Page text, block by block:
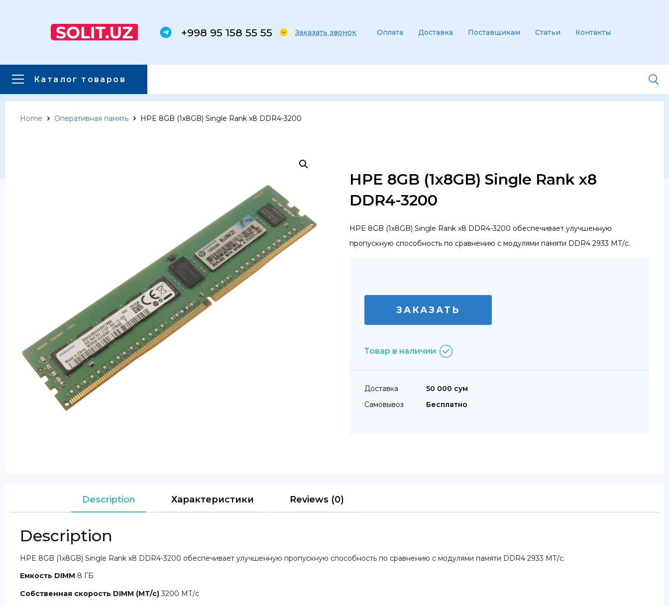
+998 95 158 55 55 Заказать звонок Оплата Доставка Поставщикам Статьи Контакты
Каталог товаров
Главная Каталог товаров
Блоки питания
Коммутаторы
Home Оперативная память HPE 8GB (1x8GB) Single Rank x8 DDR4-3200
HPE 8GB (1x8GB) Single Rank x8
DDR4-3200
HPE 8GB (1x8GB) Single Rank x8 DDR4-3200 обеспечивает улучшенную
пропускную способность по сравнению с модулями памяти DDR4 2933 МТ/с.
ЗАКАЗАТЬ
Товар в наличии
Доставка
50 000 сум
Самовывоз
Бесплатно
Description Характеристики Reviews (0)
Description
HPE 8GB (1x8GB) Single Rank x8 DDR4-3200 обеспечивает улучшенную пропускную способность по сравнению с модулями памяти DDR4 2933 МТ/с.
Емкость DIMM 8 ГБ
Собственная скорость DIMM (МТ/с)3200 МТ/с